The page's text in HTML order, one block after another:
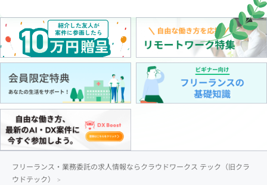
フリーランス・業務委託の求人情報ならクラウドワークス テック（旧クラ
ウドテック）